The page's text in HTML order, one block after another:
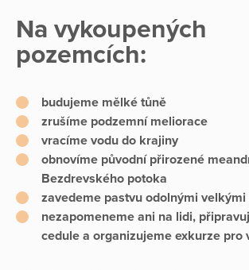
Na vykoupených
pozemcích:
budujeme mělké tůně
zrušíme podzemní meliorace
vracíme vodu do krajiny
obnovíme původní přirozené
Bezdrevského potoka
zavedeme pastvu odolnými
nezapomeneme ani na lidi,
cedule a organizujeme exkurze pro